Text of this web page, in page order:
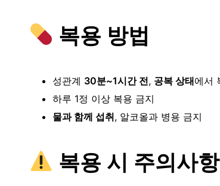
복용 방법
성관계 30분~1시간 전, 공복 상태에서
하루 1정 이상 복용 금지
물과 함께 섭취, 알코올과 병용 금지
복용 시 주의사항